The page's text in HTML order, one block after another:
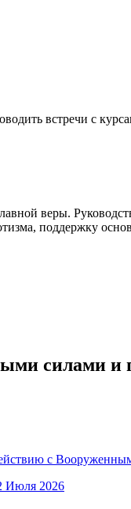
встречи с
веры.
поддержку
силами
с
Июля 2026